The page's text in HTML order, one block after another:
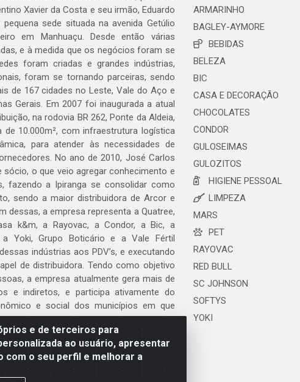
e de terceiros para
ao usuário, apresentar
com o seu perfil e melhorar a
Xavier da Costa e seu irmão, Eduardo
sede situada na avenida Getúlio
em Manhuaçu. Desde então várias
e à medida que os negócios foram se
foram criadas e grandes indústrias,
foram se tornando parceiras, sendo
de 167 cidades no Leste, Vale do Aço e
Gerais. Em 2007 foi inaugurada a atual
na rodovia BR 262, Ponte da Aldeia,
de 10.000m², com infraestrutura logística
para atender às necessidades de
No ano de 2010, José Carlos
o que veio agregar conhecimento e
fazendo a Ipiranga se consolidar como
sendo a maior distribuidora de Arcor e
dessas, a empresa representa a Quatree,
k&m, a Rayovac, a Condor, a Bic, a
Yoki, Grupo Boticário e a Vale Fértil
indústrias aos PDV’s, e executando
de distribuidora. Tendo como objetivo
a empresa atualmente gera mais de
e indiretos, e participa ativamente do
e social dos municípios em que
nosso time!
ARMARINHO
BAGLEY-AYMORE
BEBIDAS
BELEZA
BIC
CASA E DECORAÇÃO
CHOCOLATES
CONDOR
GULOSEIMAS
GULOZITOS
HIGIENE PESSOAL
LIMPEZA
MARS
PET
RAYOVAC
RED BULL
SC JOHNSON
SOFTYS
YOKI